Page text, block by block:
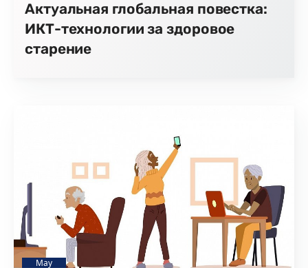
Актуальная глобальная повестка:
ИКТ-технологии за здоровое
старение
May